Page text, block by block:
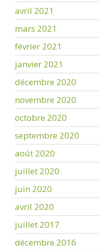
avril 2021
mars 2021
février 2021
janvier 2021
décembre 2020
novembre 2020
octobre 2020
septembre 2020
août 2020
juillet 2020
juin 2020
avril 2020
juillet 2017
décembre 2016